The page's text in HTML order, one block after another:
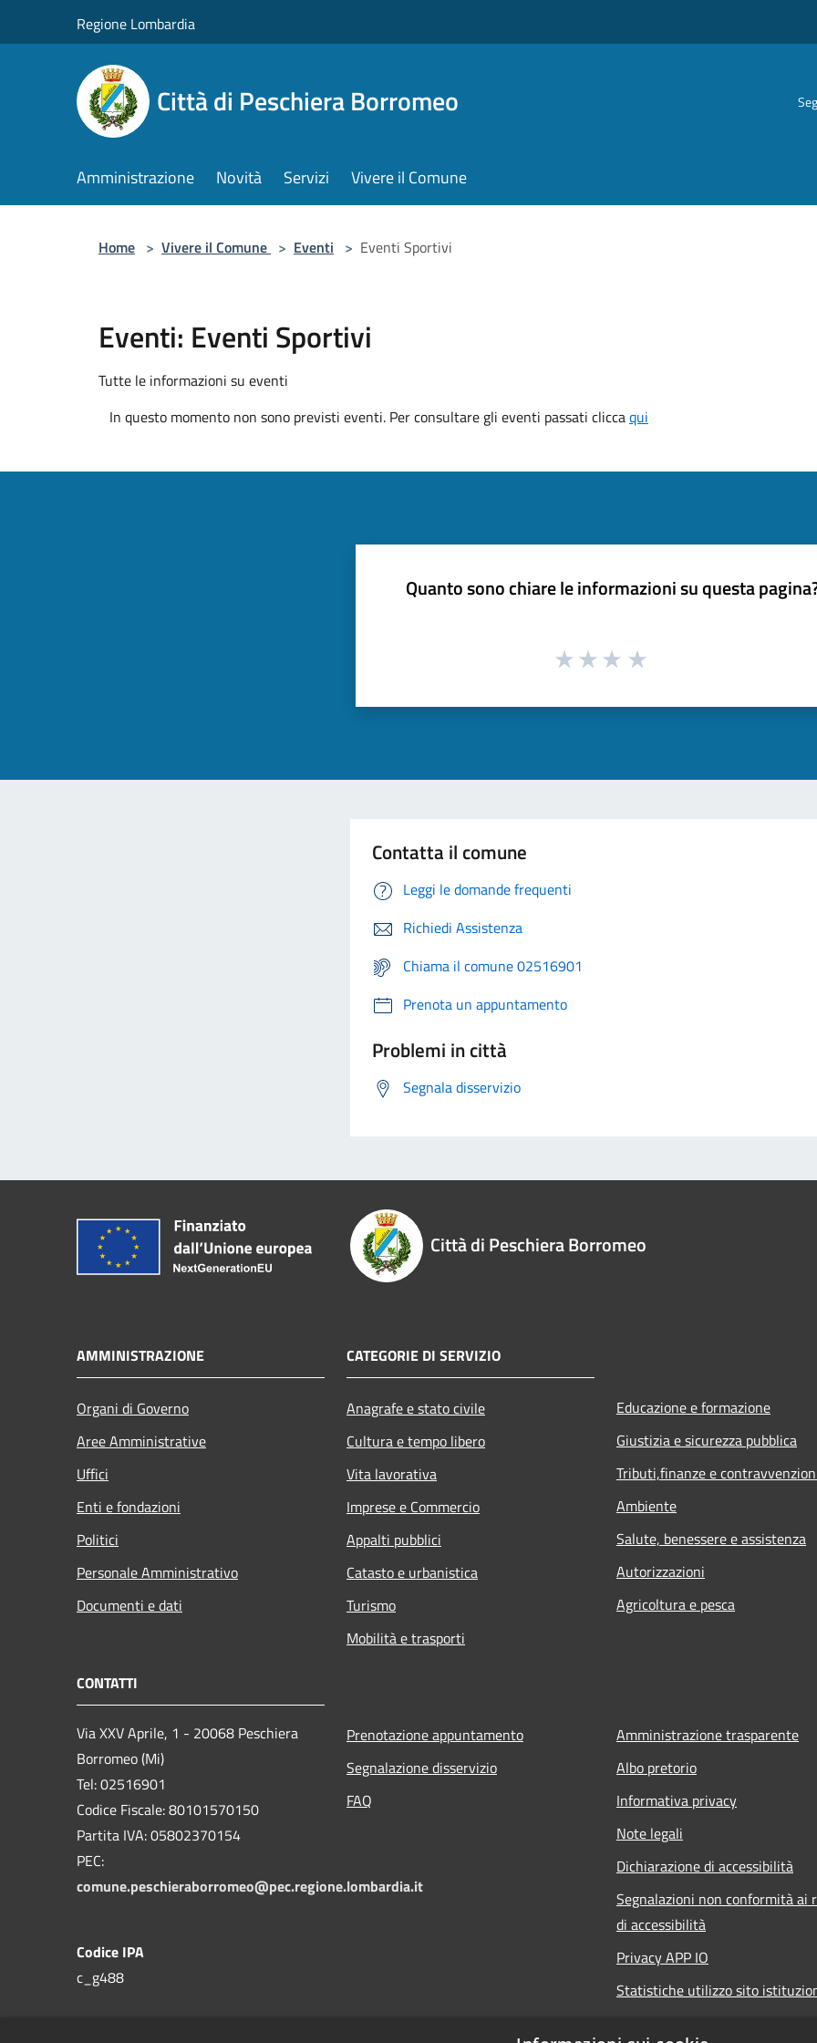
Regione Lombardia
Città di Peschiera Borromeo
Amministrazione Novità Servizi Vivere il Comune
Home > Vivere il Comune > Eventi > Eventi Sportivi
Eventi: Eventi Sportivi
Tutte le informazioni su eventi
In questo momento non sono previsti eventi. Per consultare gli eventi passati cliccaqui
Quanto sono chiare le informazioni su questa
Contatta il comune
Leggi le domande frequenti
Richiedi Assistenza
Chiama il comune 02516901
Prenota un appuntamento
Problemi in città
Segnala disservizio
Città di Peschiera Borromeo
AMMINISTRAZIONE
Organi di Governo
Aree Amministrative
Uffici
Enti e fondazioni
Politici
Personale Amministrativo
Documenti e dati
CATEGORIE DI SERVIZIO
Anagrafe e stato civile
Cultura e tempo libero
Vita lavorativa
Imprese e Commercio
Appalti pubblici
Catasto e urbanistica
Turismo
Mobilità e trasporti
Educazione e formazione
Giustizia e sicurezza pubblica
Tributi,finanze e
Ambiente
Salute, benessere e assistenza
Autorizzazioni
Agricoltura e pesca
CONTATTI
Via XXV Aprile, 1 - 20068 Peschiera
Borromeo (Mi)
Tel: 02516901
Codice Fiscale: 80101570150
Partita IVA: 05802370154
PEC:
comune.peschieraborromeo@pec.regione.lombardia.it
Codice IPA
c_g488
Prenotazione appuntamento
Segnalazione disservizio
FAQ
Amministrazione trasparente
Albo pretorio
Informativa privacy
Note legali
Dichiarazione di accessibilità
Segnalazioni non conformità ai
di accessibilità
Privacy APP IO
Statistiche utilizzo sito